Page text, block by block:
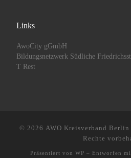
Links
AwoCity gGmbH
Bildungsnetzwerk Südliche
T Rest
© 2026 AWO Kreisverband Berlin
Rechte
Präsentiert von WP – Entworfen